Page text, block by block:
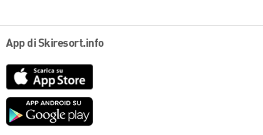
App di Skiresort.info
Google